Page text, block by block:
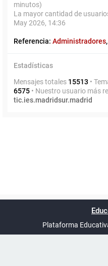
minutos)
La mayor cantidad de
May 2026, 14:36
Referencia: Administradores,
Estadísticas
Mensajes totales 15513 •
6575 • Nuestro usuario más
tic.ies.madridsur.madrid
UTC+02:00
Plataforma